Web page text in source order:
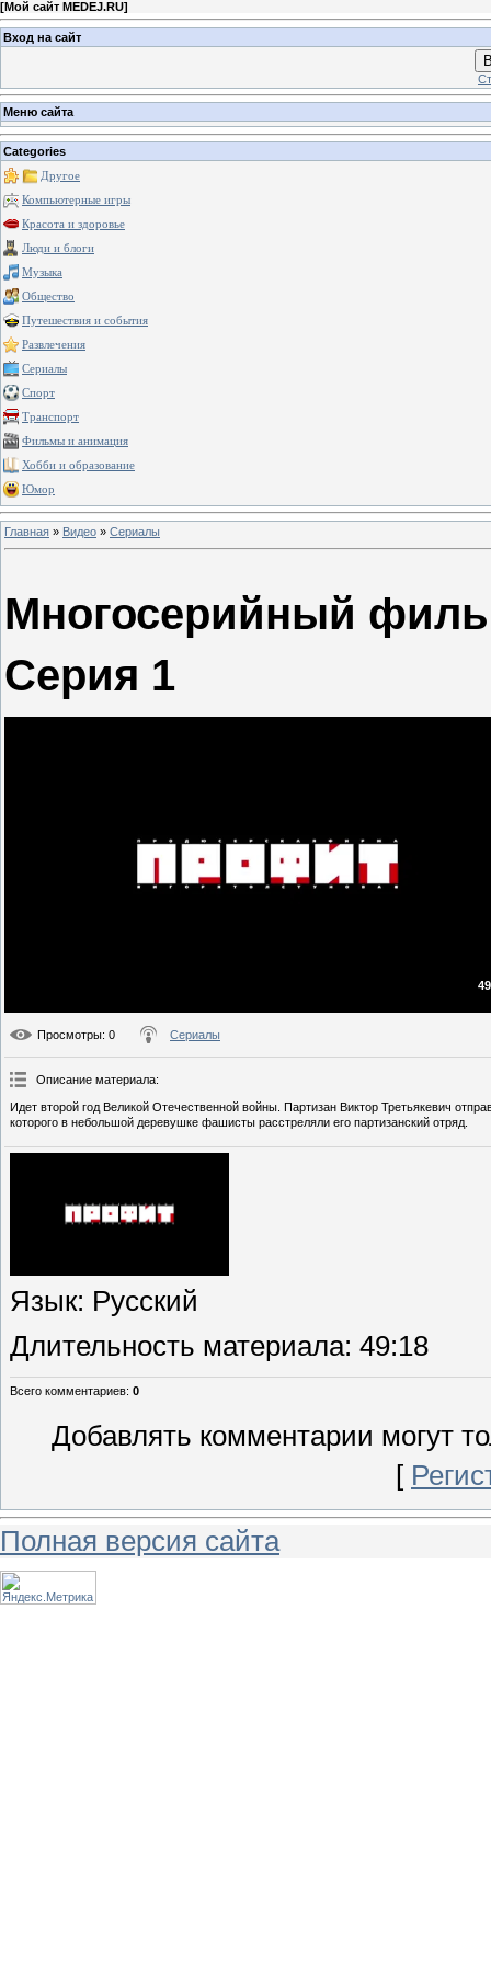
[Мой сайт MEDEJ.RU]
Вход на сайт
Меню сайта
Categories
Другое
Компьютерные игры
Красота и здоровье
Люди и блоги
Музыка
Общество
Путешествия и события
Развлечения
Сериалы
Спорт
Транспорт
Фильмы и анимация
Хобби и образование
Юмор
Главная » Видео » Сериалы
Многосерийный
Серия 1
Просмотры: 0 Сериалы
Описание материала:
Идет второй год Великой Отечественной войны. Партизан Виктор Третьякевич
которого в небольшой деревушке фашисты расстреляли его партизанский отряд.
Язык: Русский
Длительность материала: 49:18
Всего комментариев: 0
Добавлять комментарии могут
[
Полная версия сайта